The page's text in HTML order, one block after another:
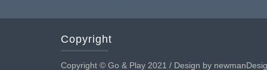
Copyright
Copyright © Go & Play 2021 / Design by